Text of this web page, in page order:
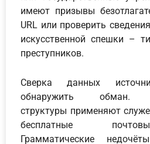
имеют призывы
URL или проверить
искусственной спешки –
преступников.
Сверка данных
обнаружить обман.
структуры применяют
бесплатные
Грамматические